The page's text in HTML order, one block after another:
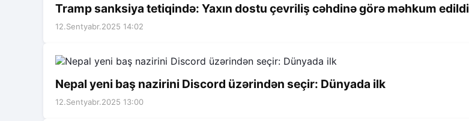
Tramp sanksiya tetiqində: Yaxın dostu çevriliş cəhdinə görə məhkum edildi
12.Sentyabr.2025 14:02
Nepal yeni baş nazirini Discord üzərindən seçir: Dünyada ilk
12.Sentyabr.2025 13:00